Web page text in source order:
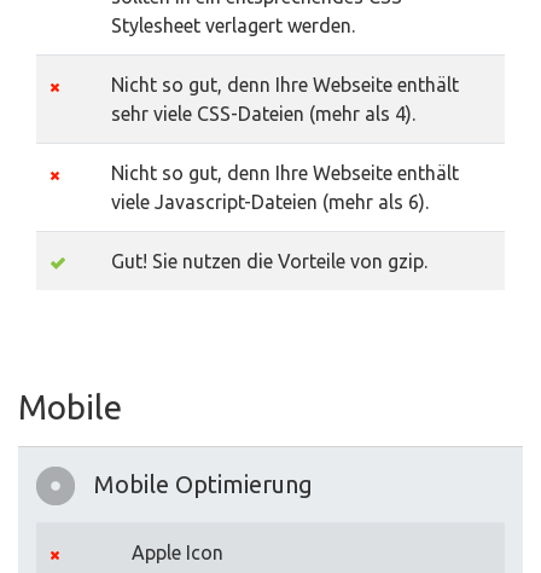
Stylesheet verlagert werden.
Nicht so gut, denn Ihre Webseite enthält
sehr viele CSS-Dateien (mehr als 4).
Nicht so gut, denn Ihre Webseite enthält
viele Javascript-Dateien (mehr als 6).
Gut! Sie nutzen die Vorteile von gzip.
Mobile
Mobile Optimierung
Apple Icon